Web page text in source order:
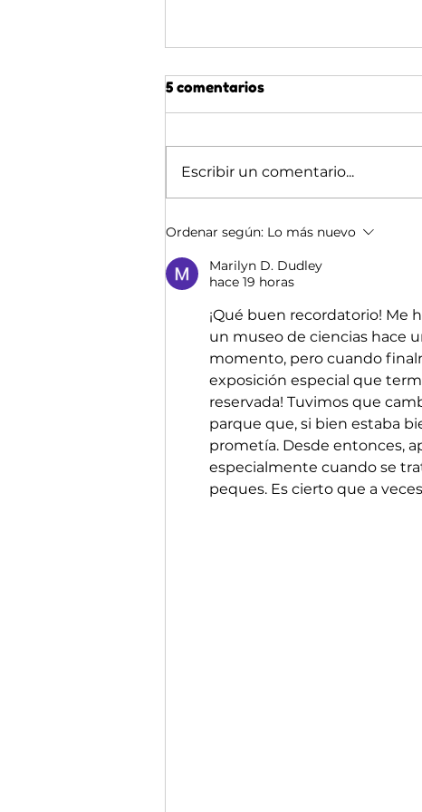
🌙 ADVENTRIX DE NOCHE:
LO QUE DESCUBREN LOS
GRUPOS QUE DUERMEN
AQUÍ
5 comentarios
Escribir un comentario...
Ordenar según: Lo más nuevo
Marilyn D. Dudley
hace 19 horas
¡Qué buen recordatorio! Me
un museo de ciencias hace
momento, pero cuando
exposición especial que
reservada! Tuvimos que
parque que, si bien estaba
prometía. Desde entonces,
especialmente cuando se
peques. Es cierto que a